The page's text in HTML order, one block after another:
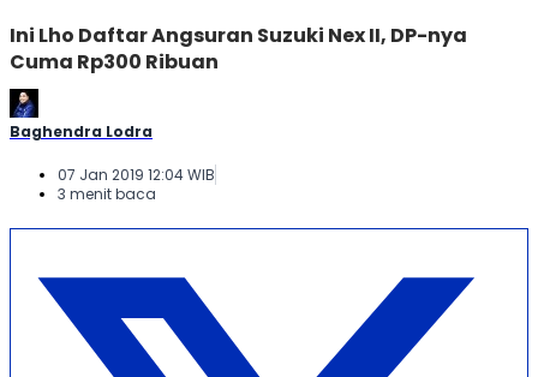
Ini Lho Daftar Angsuran Suzuki Nex II, DP-nya
Cuma Rp300 Ribuan
Baghendra Lodra
07 Jan 2019 12:04 WIB
3 menit baca